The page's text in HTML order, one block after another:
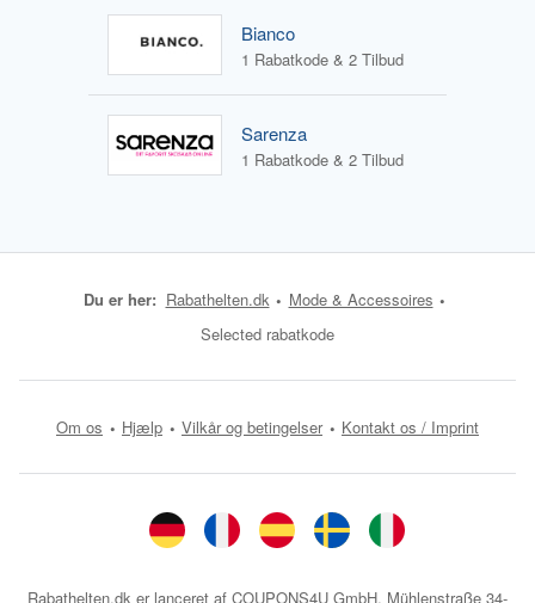
Bianco
1 Rabatkode & 2 Tilbud
Sarenza
1 Rabatkode & 2 Tilbud
Du er her: Rabathelten.dk
Mode & Accessoires
Selected rabatkode
Om os Hjælp Vilkår og betingelser Kontakt os / Imprint
Rabathelten.dk er lanceret af COUPONS4U GmbH, Mühlenstraße 34-